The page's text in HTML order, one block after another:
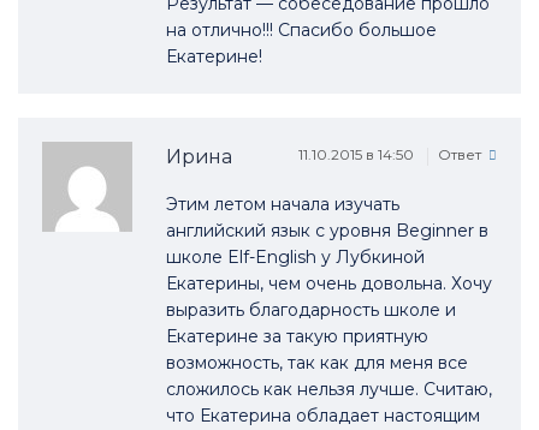
на отлично!!! Спасибо большое
Екатерине!
Ирина 11.10.2015 в 14:50 Ответ
Этим летом начала изучать
английский язык с уровня Beginner в
школе Elf-English у Лубкиной
Екатерины, чем очень довольна. Хочу
выразить благодарность школе и
Екатерине за такую приятную
возможность, так как для меня все
сложилось как нельзя лучше. Считаю,
что Екатерина обладает настоящим